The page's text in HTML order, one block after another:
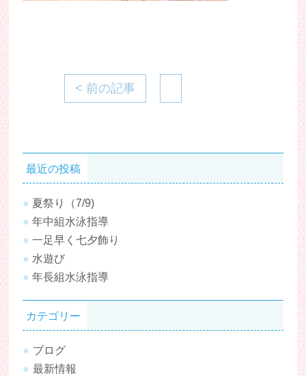
< 前の記事
最近の投稿
夏祭り（7/9)
年中組水泳指導
一足早く七夕飾り
水遊び
年長組水泳指導
カテゴリー
ブログ
最新情報